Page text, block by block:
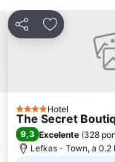
PartilharAdicionar
4 Estrelas
Hotel
The Secret
9,3 Excelente (328
Lefkas - Town, a 0.2